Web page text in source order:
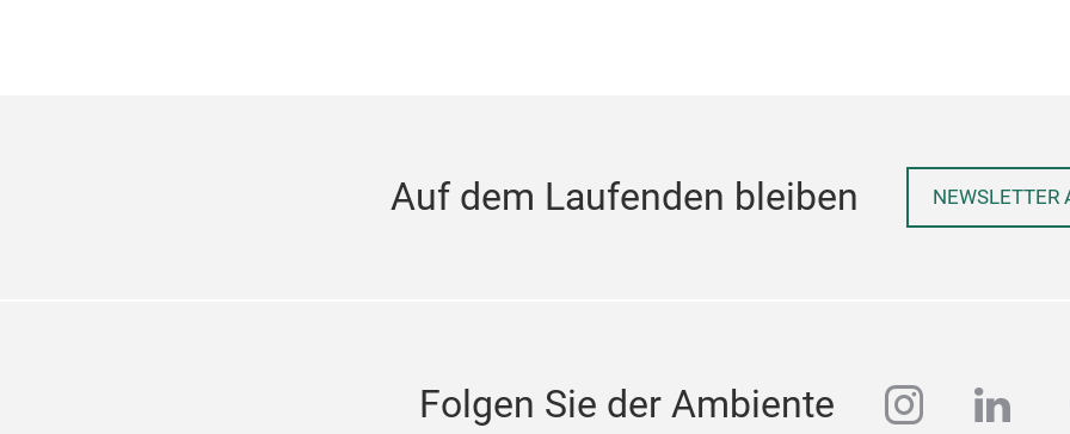
Auf dem Laufenden bleiben NEWSLETTER
Folgen Sie der Ambiente